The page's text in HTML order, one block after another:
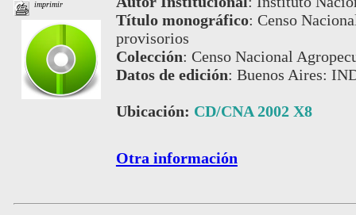
imprimir
Título monográfico: Censo
provisorios
Colección: Censo Nacional
Datos de edición: Buenos Aires:
Ubicación: CD/CNA 2002 X8
Otra información